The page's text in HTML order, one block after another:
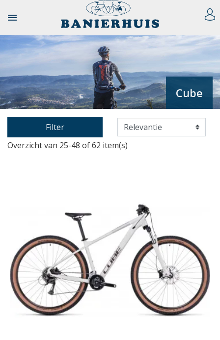

Cube
Filter
Overzicht van 25-48 of 62 item(s)